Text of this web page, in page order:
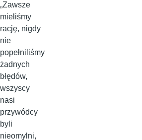
„Zawsze
mieliśmy
rację, nigdy
nie
popełniliśmy
żadnych
błędów,
wszyscy
nasi
przywódcy
byli
nieomylni,